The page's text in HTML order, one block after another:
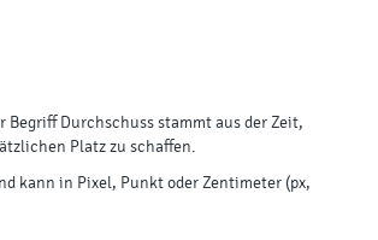
Durchschuss stammt aus der Zeit,
Platz zu schaffen.
kann in Pixel, Punkt oder Zentimeter (px,